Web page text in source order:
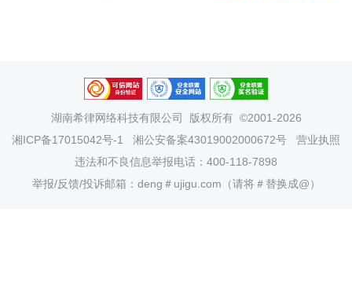
湖南希律网络科技有限公司
版权所有 ©2001-2026
湘ICP备17015042号-1
湘公安备案43019002000672号
营业执照
违法和不良信息举报电话：400-118-7898
举报/反馈/投诉邮箱：deng＃ujigu.com（请将＃替换成@）